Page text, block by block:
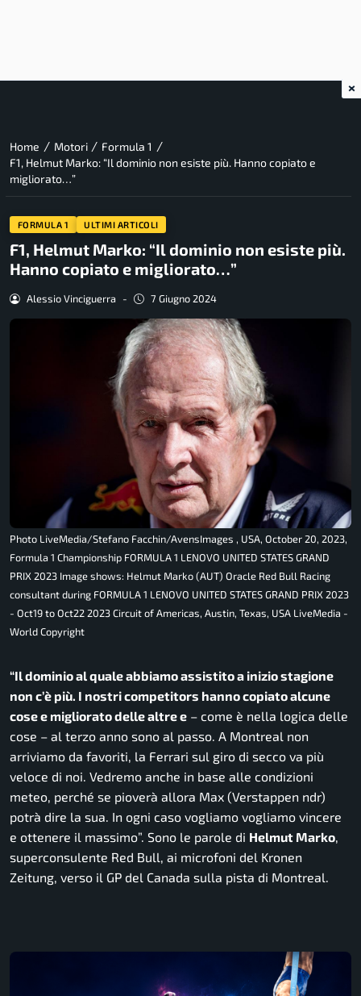
Home / Motori / Formula 1 /
F1, Helmut Marko: “Il dominio non esiste più. Hanno copiato e
migliorato…”
FORMULA 1 ULTIMI ARTICOLI
F1, Helmut Marko: “Il dominio non esiste più.
Hanno copiato e migliorato…”
Alessio Vinciguerra - 7 Giugno 2024
Photo LiveMedia/Stefano Facchin/AvensImages , USA, October 20, 2023,
Formula 1 Championship FORMULA 1 LENOVO UNITED STATES GRAND
PRIX 2023 Image shows: Helmut Marko (AUT) Oracle Red Bull Racing
consultant during FORMULA 1 LENOVO UNITED STATES GRAND PRIX 2023
- Oct19 to Oct22 2023 Circuit of Americas, Austin, Texas, USA LiveMedia -
World Copyright
“Il dominio al quale abbiamo assistito a inizio stagione
non c’è più. I nostri competitors hanno copiato alcune
cose e migliorato delle altre e – come è nella logica delle
cose – al terzo anno sono al passo. A Montreal non
arriviamo da favoriti, la Ferrari sul giro di secco va più
veloce di noi. Vedremo anche in base alle condizioni
meteo, perché se pioverà allora Max (Verstappen ndr)
potrà dire la sua. In ogni caso vogliamo vogliamo vincere
e ottenere il massimo”. Sono le parole di Helmut Marko,
superconsulente Red Bull, ai microfoni del Kronen
Zeitung, verso il GP del Canada sulla pista di Montreal.
×